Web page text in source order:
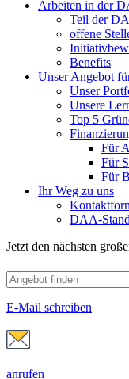
Arbeiten in der
Teil der
offene
Benefits
Unser Angebot
Unser
Unsere
Top 5
Für
Für
Für
Ihr Weg zu uns
DAA-
Jetzt den nächsten
E-Mail schreiben
anrufen